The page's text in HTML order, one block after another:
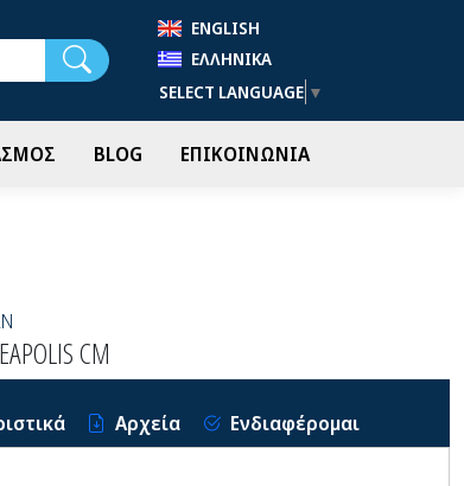
ENGLISH
ΕΛΛΗΝΙΚΆ
SELECT LANGUAGE ▼
BLOG ΕΠΙΚΟΙΝΩΝΙΑ
CM
Αρχεία Ενδιαφέρομαι